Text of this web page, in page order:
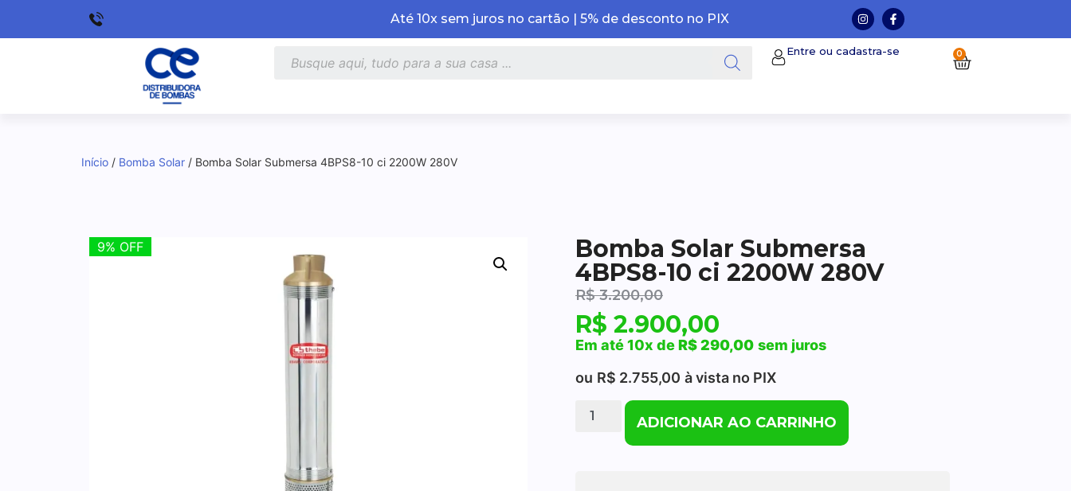
Até 10x sem juros no cartão | 5% de desconto no PIX
Entre ou cadastra-se 0
Início / Bomba Solar / Bomba Solar Submersa 4BPS8-10 ci 2200W 280V
9% OFF
9% OFF
Bomba Solar Submersa
4BPS8-10 ci 2200W 280V
R$3.200,00
R$ 2.900,00
Em até 10x deR$290,00 sem juros
ou R$ 2.755,00 à vista no PIX
ADICIONAR AO CARRINHO